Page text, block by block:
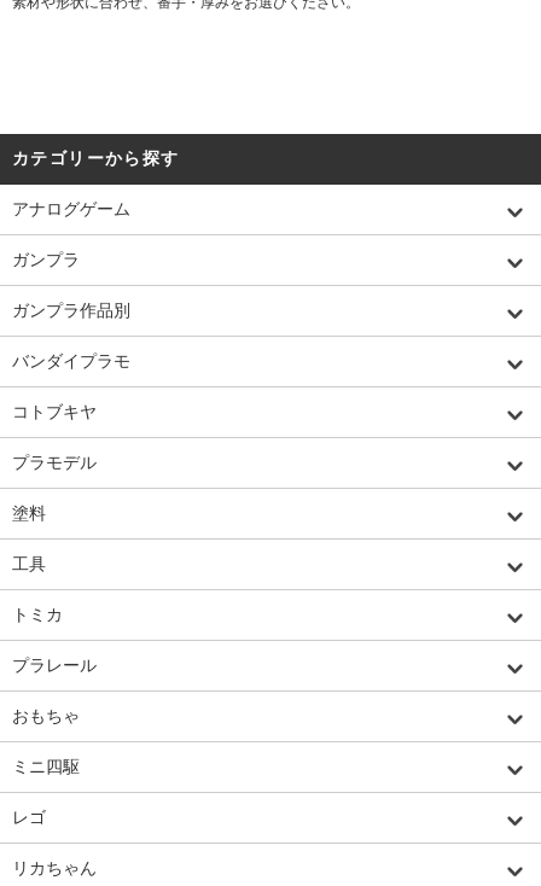
カテゴリーから探す
アナログゲーム
ガンプラ
ガンプラ作品別
バンダイプラモ
コトブキヤ
プラモデル
塗料
工具
トミカ
プラレール
おもちゃ
ミニ四駆
レゴ
リカちゃん